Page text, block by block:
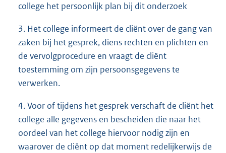
college het persoonlijk plan bij dit onderzoek
3. Het college informeert de cliënt over de gang van
zaken bij het gesprek, diens rechten en plichten en
de vervolgprocedure en vraagt de cliënt
toestemming om zijn persoonsgegevens te
verwerken.
4. Voor of tijdens het gesprek verschaft de cliënt het
college alle gegevens en bescheiden die naar het
oordeel van het college hiervoor nodig zijn en
waarover de cliënt op dat moment redelijkerwijs de